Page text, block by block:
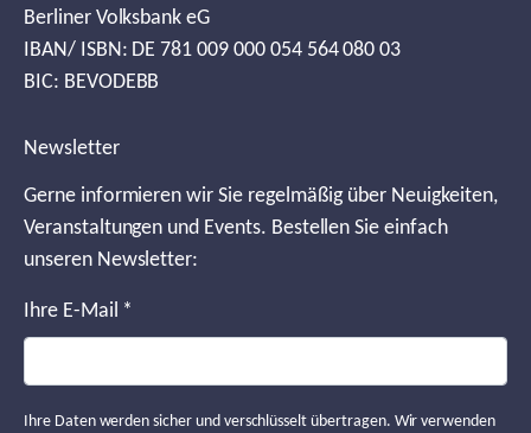
Berliner Volksbank eG
IBAN/ ISBN: DE 781 009 000 054 564 080 03
BIC: BEVODEBB
Newsletter
Gerne informieren wir Sie regelmäßig über Neuigkeiten,
Veranstaltungen und Events. Bestellen Sie einfach
unseren Newsletter:
Ihre E-Mail *
Ihre Daten werden sicher und verschlüsselt übertragen. Wir verwenden